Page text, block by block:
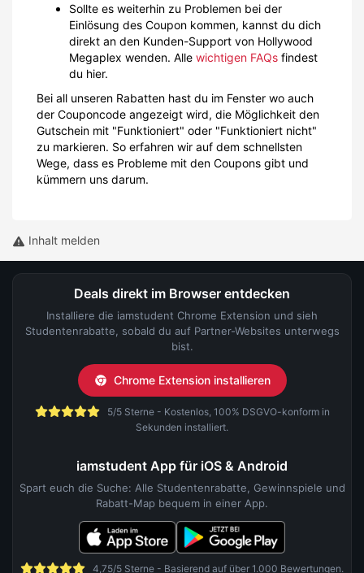
Sollte es weiterhin zu Problemen bei der
Einlösung des Coupon kommen, kannst du dich
direkt an den Kunden-Support von Hollywood
Megaplex wenden. Alle wichtigen FAQs findest
du hier.
Bei all unseren Rabatten hast du im Fenster wo auch
der Couponcode angezeigt wird, die Möglichkeit den
Gutschein mit "Funktioniert" oder "Funktioniert nicht"
zu markieren. So erfahren wir auf dem schnellsten
Wege, dass es Probleme mit den Coupons gibt und
kümmern uns darum.
Inhalt melden
Deals direkt im Browser entdecken
Installiere die iamstudent Chrome Extension und sieh
Studentenrabatte, sobald du auf Partner-Websites unterwegs
bist.
Chrome Extension installieren
5/5 Sterne - Kostenlos, 100% DSGVO-konform in
Sekunden installiert.
iamstudent App für iOS & Android
Spart euch die Suche: Alle Studentenrabatte, Gewinnspiele und
Rabatt-Map bequem in einer App.
4,75/5 Sterne - Basierend auf über 1.000 Bewertungen.